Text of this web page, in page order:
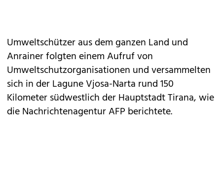
Umweltschützer aus dem ganzen Land und
Anrainer folgten einem Aufruf von
Umweltschutzorganisationen und versammelten
sich in der Lagune Vjosa-Narta rund 150
Kilometer südwestlich der Hauptstadt Tirana, wie
die Nachrichtenagentur AFP berichtete.